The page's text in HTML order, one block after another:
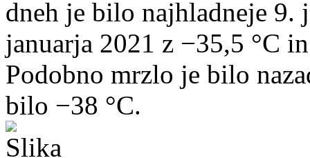
dneh je bilo najhladneje 9.
januarja 2021 z −35,5 °C
Podobno mrzlo je bilo
bilo −38 °C.